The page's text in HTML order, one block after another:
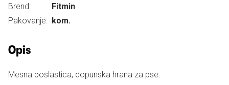
Brend:
Fitmin
Pakovanje: kom.
Opis
Mesna poslastica, dopunska hrana za pse.